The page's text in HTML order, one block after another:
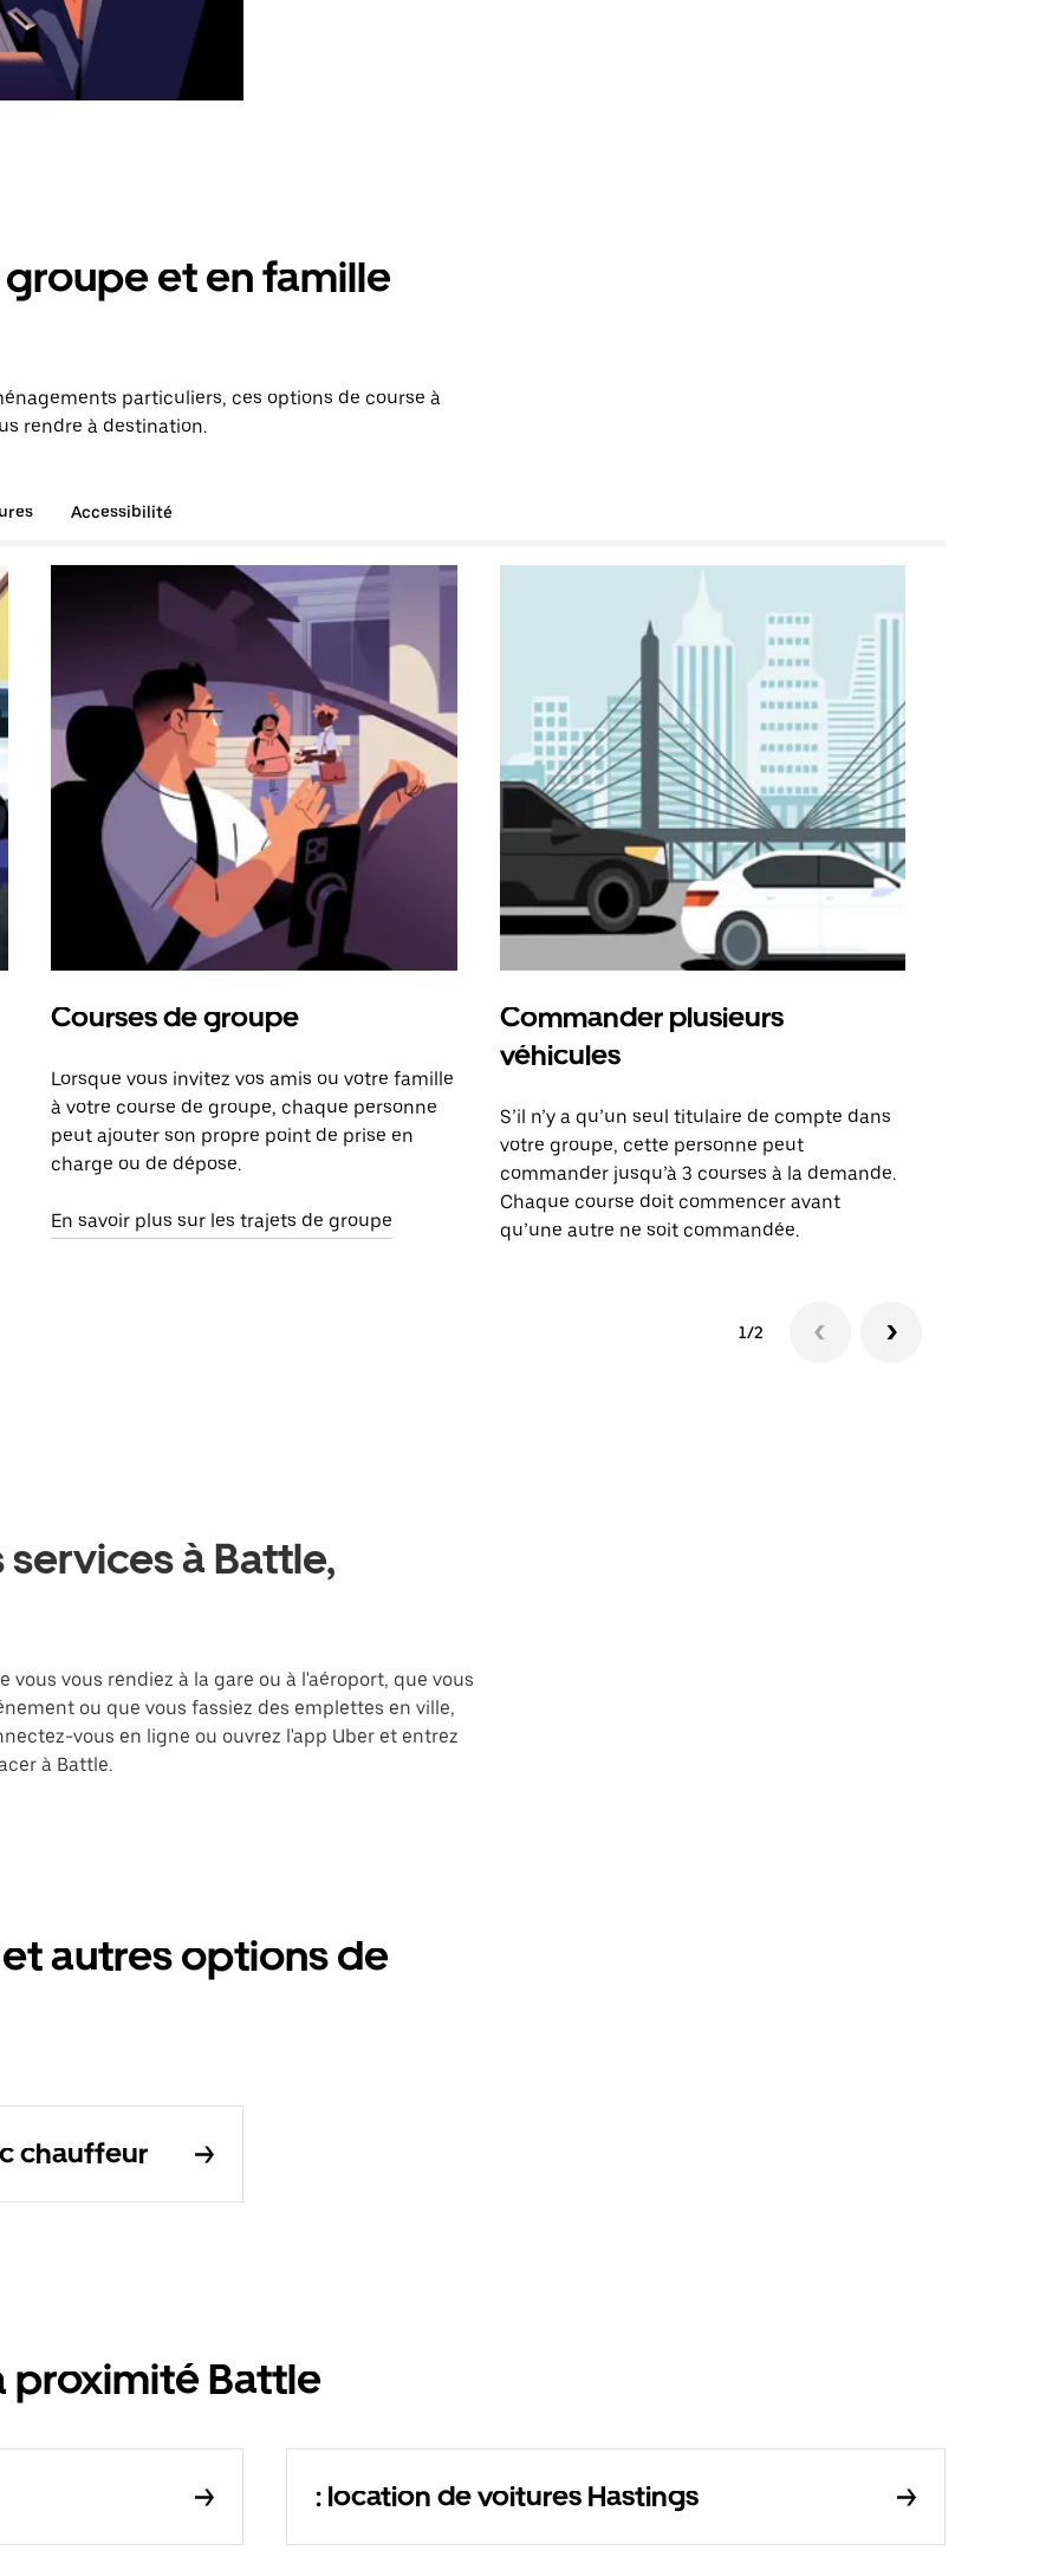
et en famille
particuliers, ces options de course à
rendre à destination.
Accessibilité
Courses de groupe
Lorsque vous invitez vos amis ou votre famille
à votre course de groupe, chaque personne
peut ajouter son propre point de prise en
charge ou de dépose.
En savoir plus sur les trajets de groupe
Commander plusieurs
véhicules
S’il n’y a qu’un seul titulaire de compte dans
votre groupe, cette personne peut
commander jusqu’à 3 courses à la demande.
Chaque course doit commencer avant
qu’une autre ne soit commandée.
1/2
à Battle,
vous vous rendiez à la gare ou à l'aéroport, que vous
ou que vous fassiez des emplettes en ville,
vous en ligne ou ouvrez l'app Uber et entrez
à Battle.
autres options de
chauffeur
proximité Battle
: location de voitures Hastings